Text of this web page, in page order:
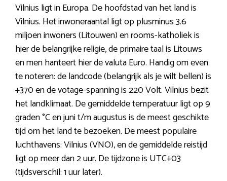
Vilnius ligt in Europa. De hoofdstad van het land is
Vilnius. Het inwoneraantal ligt op plusminus 3.6
miljoen inwoners (Litouwen) en rooms-katholiek is
hier de belangrijke religie, de primaire taal is Litouws
en men hanteert hier de valuta Euro. Handig om even
te noteren: de landcode (belangrijk als je wilt bellen) is
+370 en de votage-spanning is 220 Volt. Vilnius bezit
het landklimaat. De gemiddelde temperatuur ligt op 9
graden °C en juni t/m augustus is de meest geschikte
tijd om het land te bezoeken. De meest populaire
luchthavens: Vilnius (VNO), en de gemiddelde reistijd
ligt op meer dan 2 uur. De tijdzone is UTC+03
(tijdsverschil: 1 uur later).